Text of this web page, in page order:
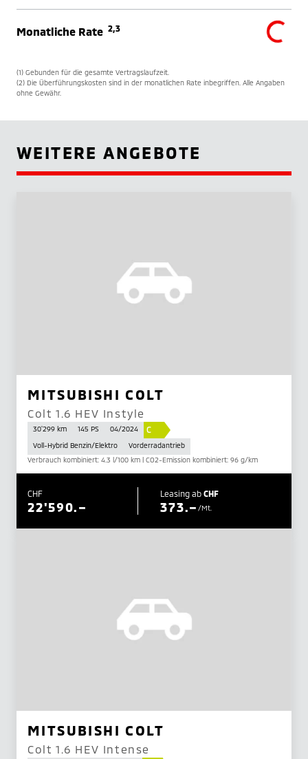
Monatliche Rate 2,3
(1) Gebunden für die gesamte Vertragslaufzeit.
(2) Die Überführungskosten sind in der monatlichen Rate inbegriffen. Alle Angaben
ohne Gewähr.
WEITERE ANGEBOTE
MITSUBISHI COLT
Colt 1.6 HEV Instyle
30'299 km 145 PS 04/2024 C
Voll-Hybrid Benzin/Elektro
Vorderradantrieb
Verbrauch kombiniert: 4.3 l/100 km | CO2-Emission kombiniert: 96 g/km
CHF
22'590.–
Leasing abCHF
373.–/Mt.
MITSUBISHI COLT
Colt 1.6 HEV Intense